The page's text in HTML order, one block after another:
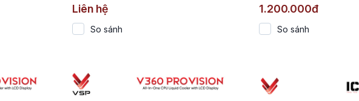
Liên hệ
So sánh
1.200.000đ
So sánh